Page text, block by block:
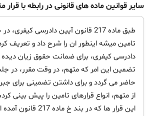
سایر قوانین ماده های قانونی در رابطه با قرار
طبق ماده 217 قانون آیین دادرسی
تامین میشه اینطور ان را شرح داد و تعریف
دادرسی کیفری، برای ضمانت حقوق زیان
تضمین این امر که متهم، در وقت مقرر، در
حاضر می گردد و برای داشتن تضمینی برای
از متهم، انواع قرارهای تامین را پیش بینی
این قرار ها که در بند